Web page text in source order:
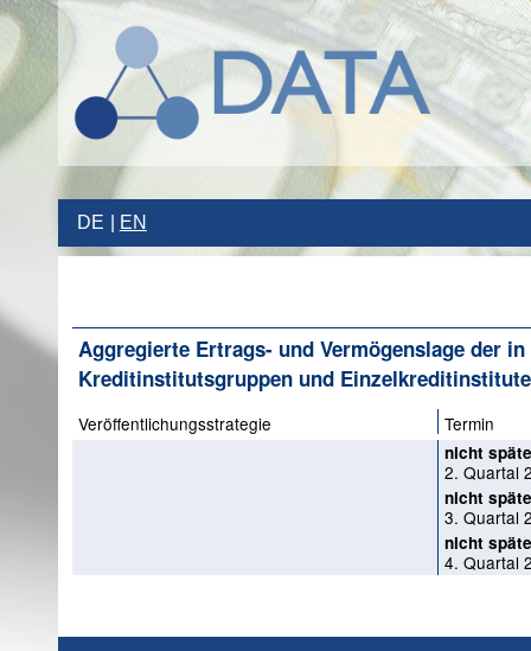
DE EN
Aggregierte Ertrags- und Vermögenslage der
Kreditinstitutsgruppen und Einzelkreditinstitute
Veröffentlichungsstrategie Termin
nicht
2. Quartal
nicht
3. Quartal
nicht
4. Quartal